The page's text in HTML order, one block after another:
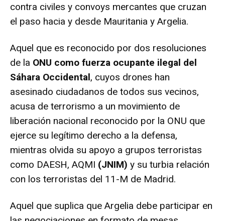
contra civiles y convoys mercantes que cruzan
el paso hacia y desde Mauritania y Argelia.
Aquel que es reconocido por dos resoluciones
de la ONU como fuerza ocupante ilegal del
Sáhara Occidental, cuyos drones han
asesinado ciudadanos de todos sus vecinos,
acusa de terrorismo a un movimiento de
liberación nacional reconocido por la ONU que
ejerce su legítimo derecho a la defensa,
mientras olvida su apoyo a grupos terroristas
como DAESH, AQMI (JNIM) y su turbia relación
con los terroristas del 11-M de Madrid.
Aquel que suplica que Argelia debe participar en